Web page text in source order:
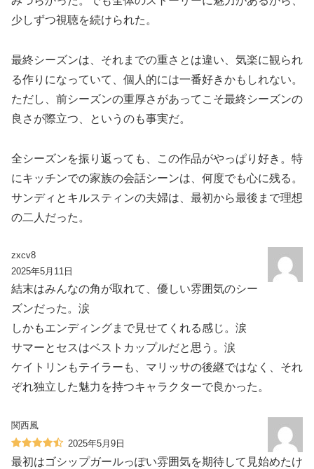
少しずつ視聴を続けられた。
最終シーズンは、それまでの重さとは違い、気楽に観られ
る作りになっていて、個人的には一番好きかもしれない。
ただし、前シーズンの重厚さがあってこそ最終シーズンの
良さが際立つ、というのも事実だ。
全シーズンを振り返っても、この作品がやっぱり好き。特
にキッチンでの家族の会話シーンは、何度でも心に残る。
サンディとキルスティンの夫婦は、最初から最後まで理想
の二人だった。
zxcv8
2025年5月11日
結末はみんなの角が取れて、優しい雰囲気のシー
ズンだった。涙
しかもエンディングまで見せてくれる感じ。涙
サマーとセスはベストカップルだと思う。涙
ケイトリンもテイラーも、マリッサの後継ではなく、それ
ぞれ独立した魅力を持つキャラクターで良かった。
関西風
2025年5月9日
最初はゴシップガールっぽい雰囲気を期待して見始めたけ